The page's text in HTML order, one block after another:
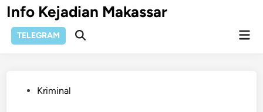
Skip
to
content
Info Kejadian Makassar
TELEGRAM
Open
PostedKriminal